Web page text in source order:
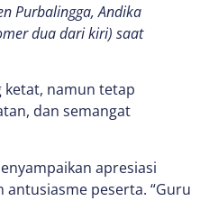
Purbalingga, Andika
dua dari kiri) saat
namun tetap
dan semangat
apresiasi
peserta. “Guru